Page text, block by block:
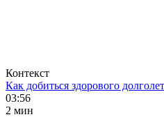
Контекст
Как добиться здорового
03:56
2 мин